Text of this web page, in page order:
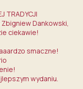
TRADYCJI
Zbigniew Dankowski,
ciekawie!
smaczne!
wydaniu.